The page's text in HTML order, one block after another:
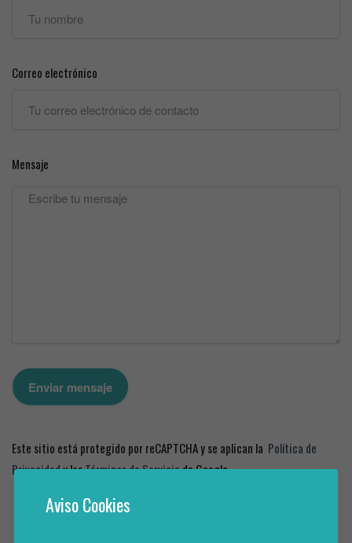
Aviso Cookies
Correo electrónico
Mensaje
Este sitio está protegido por reCAPTCHA y se aplican la Política de
Privacidady losTérminos de Serviciode Google.